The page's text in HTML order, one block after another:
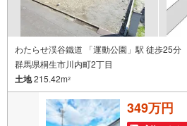
わたらせ渓谷鐵道 「運動公園」駅 徒歩25分
群馬県桐生市川内町2丁目
土地215.42m2
349万円